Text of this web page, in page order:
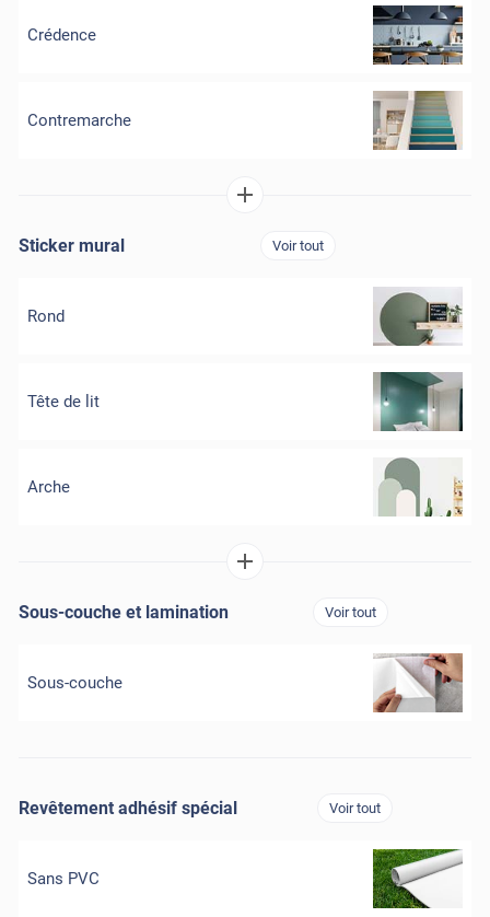
Crédence
Contremarche
Sticker mural Voir tout
Rond
Tête de lit
Arche
Sous-couche et lamination Voir tout
Sous-couche
Revêtement adhésif spécial Voir tout
Sans PVC